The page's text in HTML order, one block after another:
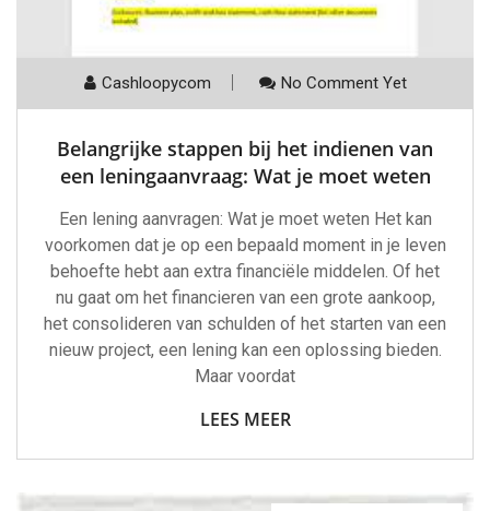
Cashloopycom No Comment Yet
Belangrijke stappen bij het indienen van
een leningaanvraag: Wat je moet weten
Een lening aanvragen: Wat je moet weten Het kan
voorkomen dat je op een bepaald moment in je leven
behoefte hebt aan extra financiële middelen. Of het
nu gaat om het financieren van een grote aankoop,
het consolideren van schulden of het starten van een
nieuw project, een lening kan een oplossing bieden.
Maar voordat
LEES MEER